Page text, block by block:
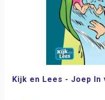
Kijk en Lees - Joep In